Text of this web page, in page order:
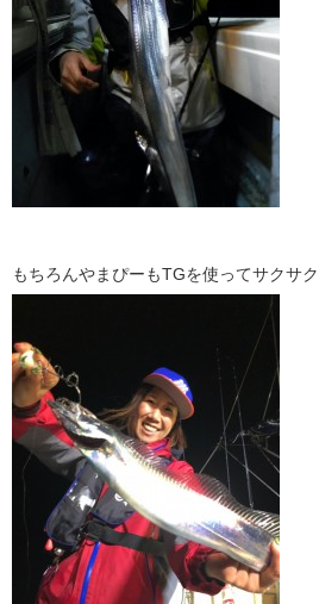
もちろんやまぴーもTGを使ってサクサク